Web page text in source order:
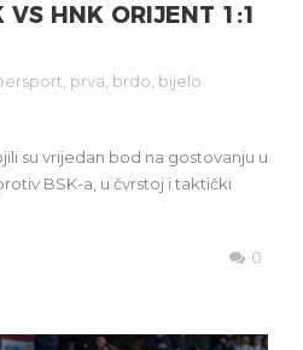
HNK ORIJENT 1:1
prva brdo bijelo
su vrijedan bod na gostovanju u
BSK-a, u čvrstoj i taktički
0